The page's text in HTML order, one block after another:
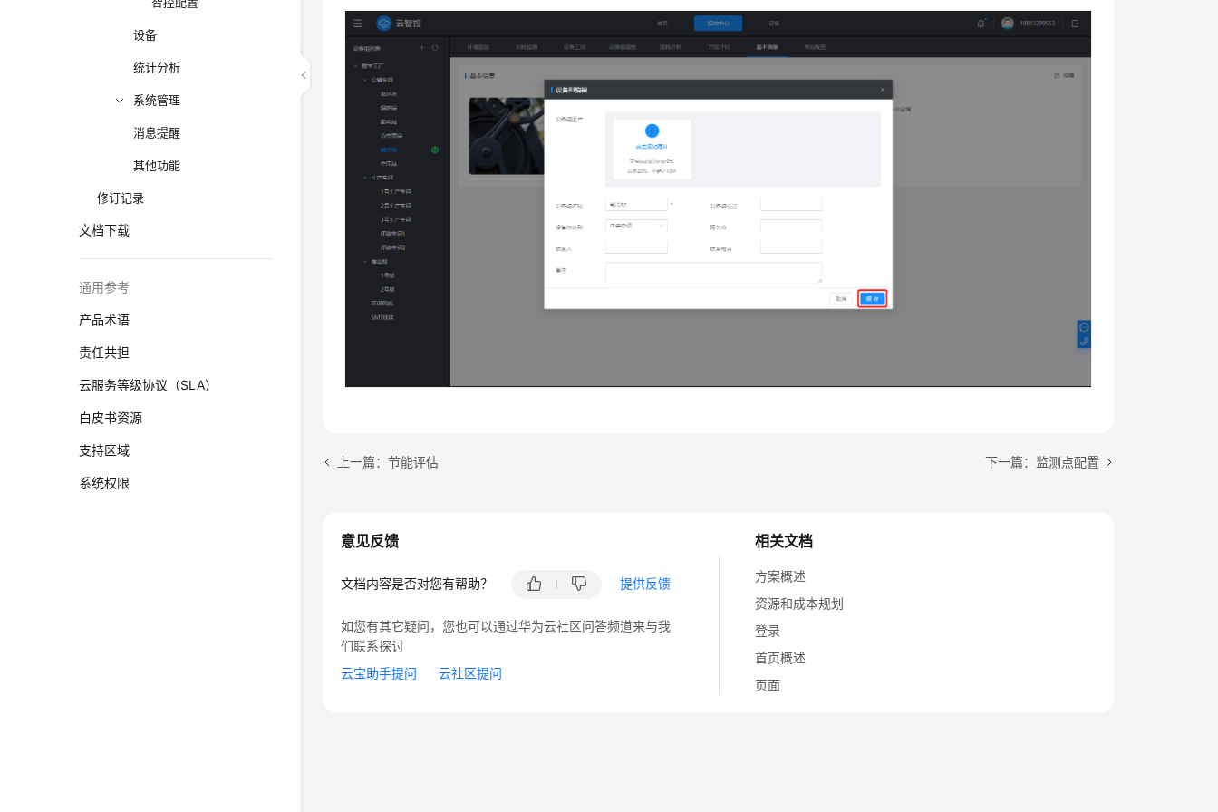
设备
统计分析
系统管理
消息提醒
其他功能
修订记录
文档下载
通用参考
产品术语
责任共担
云服务等级协议（SLA）
白皮书资源
支持区域
系统权限
上一篇：节能评估 下一篇：监测点配置
相关文档
方案概述
资源和成本规划
登录
首页概述
页面
意见反馈
文档内容是否对您有帮助？ 提供反馈
如您有其它疑问，您也可以通过华为云社区问答频道来与我
们联系探讨
云宝助手提问
云社区提问